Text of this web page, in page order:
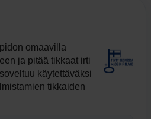
omaavilla
ja pitää tikkaat irti
käytettäväksi
tikkaiden